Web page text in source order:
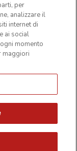
Consiglio dei
Marino - Codice
Società n° 6210
e-commerce n°
per
analizzare il
internet di
ai social
momento
maggiori